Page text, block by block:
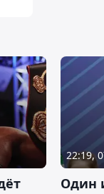
22:19,
Один